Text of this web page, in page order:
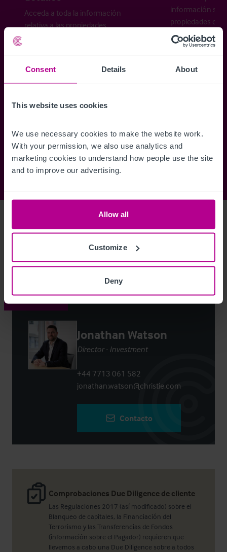
Consent Details About
This website uses cookies
We use necessary cookies to make the website work.
With your permission, we also use analytics and
marketing cookies to understand how people use the site
and to improve our advertising.
Allow all
Customize
Deny
Acceda a toda la información
relativa a las propiedades
información
propiedades
cómo desea
Regístrese ahora
to view full details
Comprobaciones Due Diligence de cliente
Las Regulaciones 2017 (así modificado) sobre el
Blanqueo de capitales, la Financiación del
Terrorismo y las Transferencias de Fondos
(información sobre el Pagador) requieren que
llevemos a cabo una Due Diligence sobre a todos
Contacto
Jonathan Watson
Director - Investment
+44 7713 061 582
jonathan.watson@christie.com
Contacto